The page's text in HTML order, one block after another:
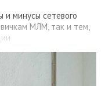
и минусы сетевого
МЛМ, так и тем,